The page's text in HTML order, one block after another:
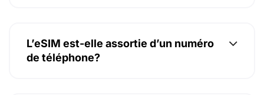
L’eSIM est-elle assortie d’un numéro
de téléphone?